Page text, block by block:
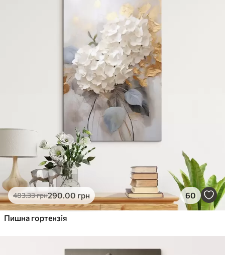
Поверхня з текстурою полотна
483.33грн290.00 грн 60
Пишна гортензія